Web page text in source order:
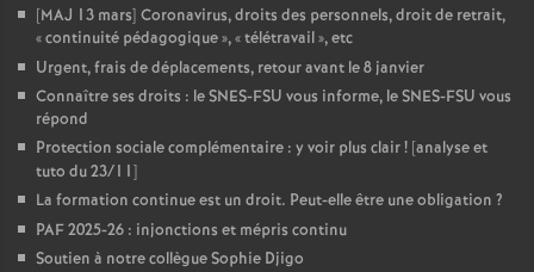
[MAJ 13 mars] Coronavirus, droits des personnels, droit de retrait,
«continuité pédagogique», «télétravail», etc
Urgent, frais de déplacements, retour avant le 8 janvier
Connaître ses droits : le SNES-FSU vous informe, le SNES-FSU vous
répond
Protection sociale complémentaire : y voir plus clair! [analyse et
tuto du 23/11]
La formation continue est un droit. Peut-elle être une obligation ?
PAF 2025-26 : injonctions et mépris continu
Soutien à notre collègue Sophie Djigo